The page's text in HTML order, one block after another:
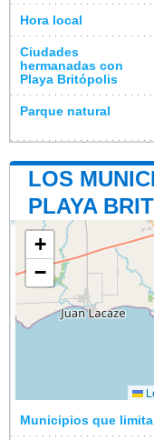
Hora local
Ciudades
hermanadas con
Playa Britópolis
Parque natural
LOS
PLAYA
+
−
Municipios que